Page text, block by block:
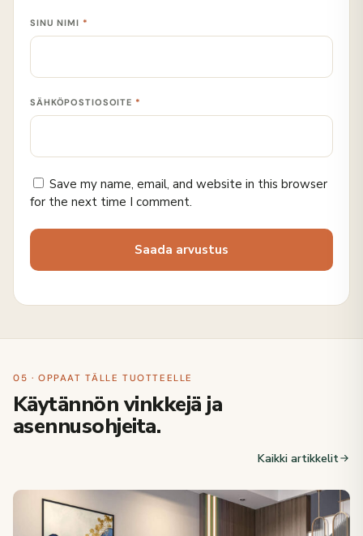
SINU NIMI *
SÄHKÖPOSTIOSOITE *
Save my name, email, and website in this browser
for the next time I comment.
05 · OPPAAT TÄLLE TUOTTEELLE
Käytännön vinkkejä ja
asennusohjeita.
Kaikki artikkelit